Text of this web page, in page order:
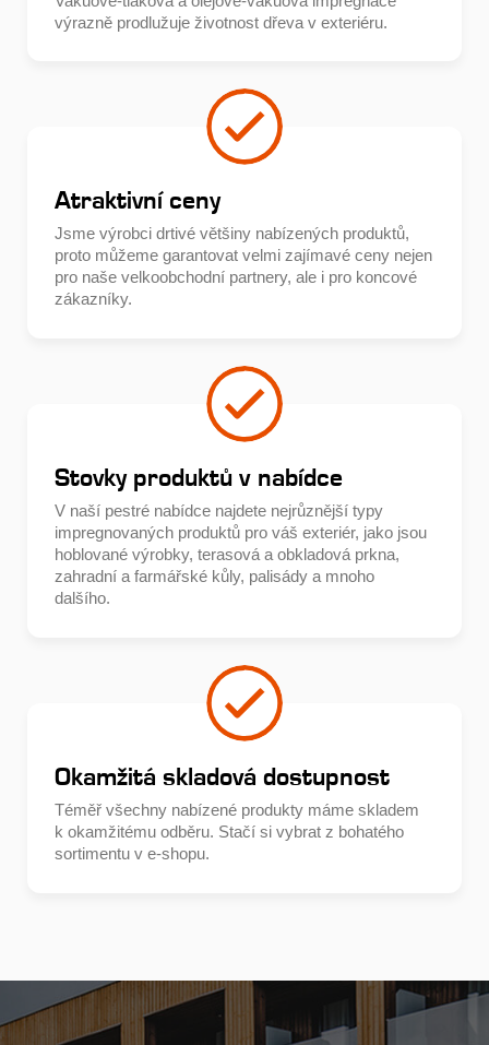
výrazně prodlužuje životnost dřeva v exteriéru.
Atraktivní ceny
Jsme výrobci drtivé většiny nabízených produktů,
proto můžeme garantovat velmi zajímavé ceny nejen
pro naše velkoobchodní partnery, ale i pro koncové
zákazníky.
Stovky produktů v nabídce
V naší pestré nabídce najdete nejrůznější typy
impregnovaných produktů pro váš exteriér, jako jsou
hoblované výrobky, terasová a obkladová prkna,
zahradní a farmářské kůly, palisády a mnoho
dalšího.
Okamžitá skladová dostupnost
Téměř všechny nabízené produkty máme skladem
k okamžitému odběru. Stačí si vybrat z bohatého
sortimentu v e-shopu.